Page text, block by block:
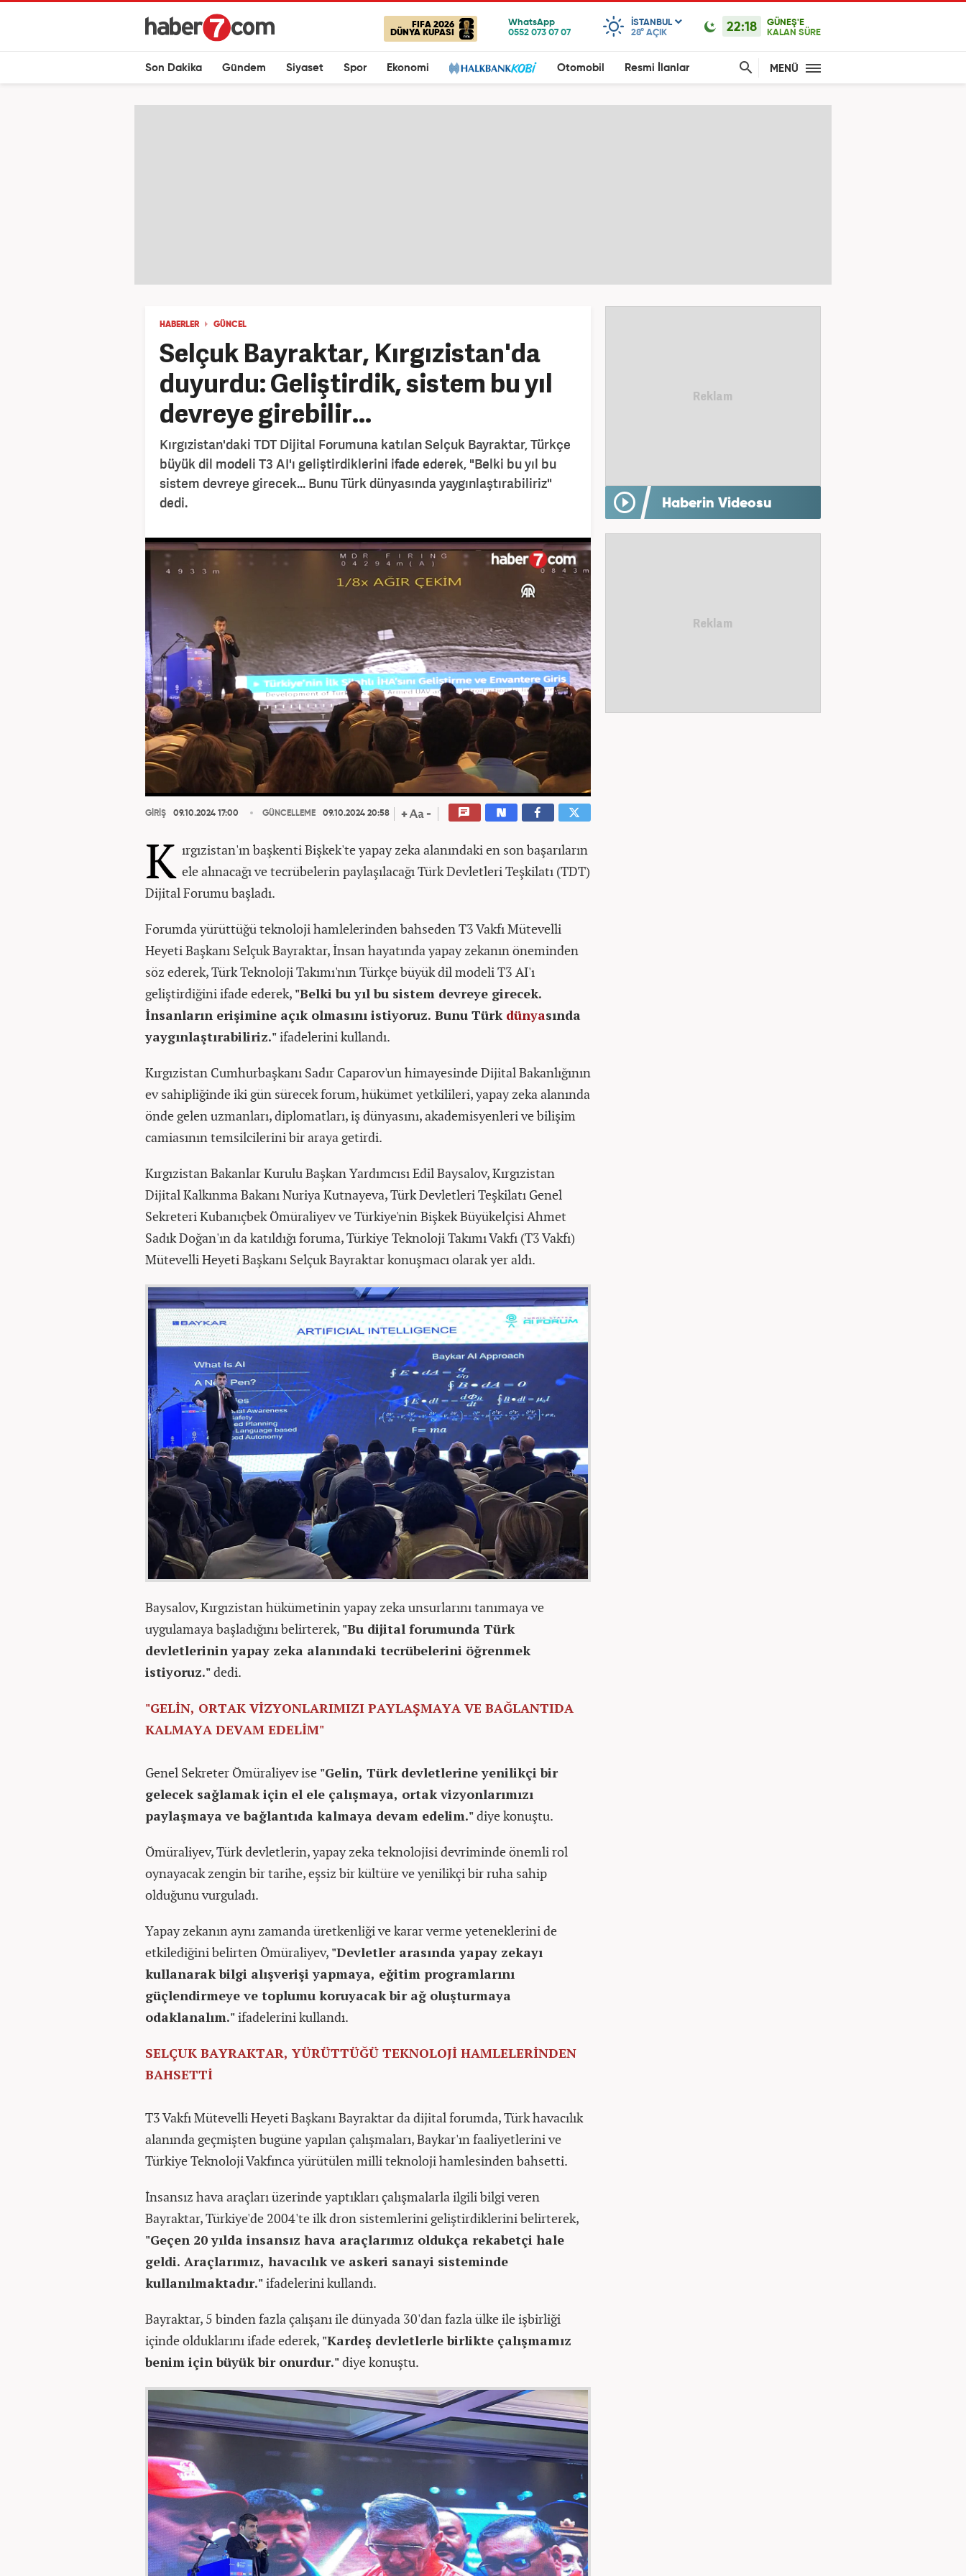
FIFA 2026
DÜNYA KUPASI
ISTANBUL
28° AÇIK 22:18
GÜNEŞ'E
KALAN SÜRE
Son Dakika Gündem Siyaset Spor Ekonomi Otomobil Resmi İlanlar MENÜ
HABERLER GÜNCEL
Selçuk Bayraktar, Kırgızistan'da
duyurdu: Geliştirdik, sistem bu yıl
devreye girebilir...
Kırgızistan'daki TDT Dijital Forumuna katılan Selçuk Bayraktar, Türkçe
büyük dil modeli T3 AI'ı geliştirdiklerini ifade ederek, "Belki bu yıl bu
sistem devreye girecek... Bunu Türk dünyasında yaygınlaştırabiliriz"
dedi.
GİRİŞ 09.10.2024 17:00 GÜNCELLEME 09.10.2024 20:58
K ırgızistan'ın başkenti Bişkek'te yapay zeka alanındaki en son başarıların
ele alınacağı ve tecrübelerin paylaşılacağı Türk Devletleri Teşkilatı (TDT)
Dijital Forumu başladı.
Forumda yürüttüğü teknoloji hamlelerinden bahseden T3 Vakfı Mütevelli
Heyeti Başkanı Selçuk Bayraktar, İnsan hayatında yapay zekanın öneminden
söz ederek, Türk Teknoloji Takımı'nın Türkçe büyük dil modeli T3 AI'ı
geliştirdiğini ifade ederek, "Belki bu yıl bu sistem devreye girecek.
İnsanların erişimine açık olmasını istiyoruz. Bunu Türk dünyasında
yaygınlaştırabiliriz."ifadelerini kullandı.
Kırgızistan Cumhurbaşkanı Sadır Caparov'un himayesinde Dijital Bakanlığının
ev sahipliğinde iki gün sürecek forum, hükümet yetkilileri, yapay zeka alanında
önde gelen uzmanları, diplomatları, iş dünyasını, akademisyenleri ve bilişim
camiasının temsilcilerini bir araya getirdi.
Kırgızistan Bakanlar Kurulu Başkan Yardımcısı Edil Baysalov, Kırgızistan
Dijital Kalkınma Bakanı Nuriya Kutnayeva, Türk Devletleri Teşkilatı Genel
Sekreteri Kubanıçbek Ömüraliyev ve Türkiye'nin Bişkek Büyükelçisi Ahmet
Sadık Doğan'ın da katıldığı foruma, Türkiye Teknoloji Takımı Vakfı (T3 Vakfı)
Mütevelli Heyeti Başkanı Selçuk Bayraktar konuşmacı olarak yer aldı.
Baysalov, Kırgızistan hükümetinin yapay zeka unsurlarını tanımaya ve
uygulamaya başladığını belirterek, "Bu dijital forumunda Türk
devletlerinin yapay zeka alanındaki tecrübelerini öğrenmek
istiyoruz."dedi.
"GELİN, ORTAK VİZYONLARIMIZI PAYLAŞMAYA VE BAĞLANTIDA
KALMAYA DEVAM EDELİM"
Genel Sekreter Ömüraliyev ise "Gelin, Türk devletlerine yenilikçi bir
gelecek sağlamak için el ele çalışmaya, ortak vizyonlarımızı
paylaşmaya ve bağlantıda kalmaya devam edelim."diye konuştu.
Ömüraliyev, Türk devletlerin, yapay zeka teknolojisi devriminde önemli rol
oynayacak zengin bir tarihe, eşsiz bir kültüre ve yenilikçi bir ruha sahip
olduğunu vurguladı.
Yapay zekanın aynı zamanda üretkenliği ve karar verme yeteneklerini de
etkilediğini belirten Ömüraliyev, "Devletler arasında yapay zekayı
kullanarak bilgi alışverişi yapmaya, eğitim programlarını
güçlendirmeye ve toplumu koruyacak bir ağ oluşturmaya
odaklanalım."ifadelerini kullandı.
SELÇUK BAYRAKTAR, YÜRÜTTÜĞÜ TEKNOLOJİ HAMLELERİNDEN
BAHSETTİ
T3 Vakfı Mütevelli Heyeti Başkanı Bayraktar da dijital forumda, Türk havacılık
alanında geçmişten bugüne yapılan çalışmaları, Baykar'ın faaliyetlerini ve
Türkiye Teknoloji Vakfınca yürütülen milli teknoloji hamlesinden bahsetti.
İnsansız hava araçları üzerinde yaptıkları çalışmalarla ilgili bilgi veren
Bayraktar, Türkiye'de 2004'te ilk dron sistemlerini geliştirdiklerini belirterek,
"Geçen 20 yılda insansız hava araçlarımız oldukça rekabetçi hale
geldi. Araçlarımız, havacılık ve askeri sanayi sisteminde
kullanılmaktadır."ifadelerini kullandı.
Bayraktar, 5 binden fazla çalışanı ile dünyada 30'dan fazla ülke ile işbirliği
içinde olduklarını ifade ederek, "Kardeş devletlerle birlikte çalışmamız
benim için büyük bir onurdur."diye konuştu.
Haberin Videosu